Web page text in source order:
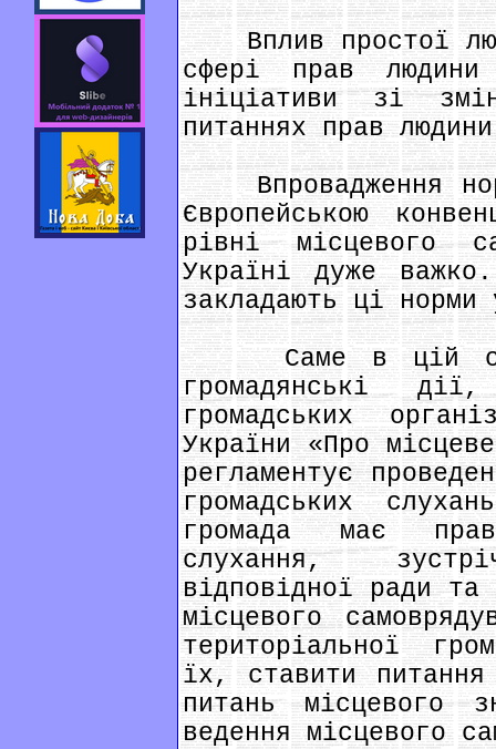
Вплив простої
сфері прав
ініціативи зі
питаннях прав
Впровадження
Європейською
рівні місцевого
Україні дуже
закладають ці
Саме в цій
громадянські
громадських
України «Про
регламентує
громадських
громада має
слухання,
відповідної ради та
місцевого
територіальної
їх, ставити
питань місцевого
ведення місцевого